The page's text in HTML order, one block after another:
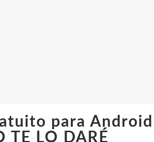
para Android
TE LO DARÉ